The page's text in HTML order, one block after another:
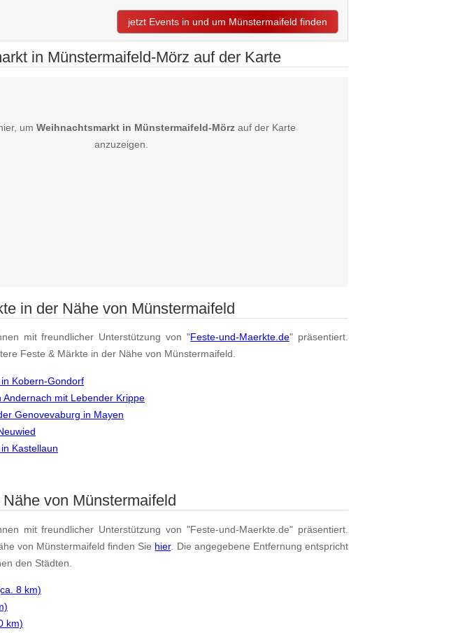
jetzt Events in und um Münstermaifeld finden
in Münstermaifeld-Mörz auf der Karte
um Weihnachtsmarkt in Münstermaifeld-Mörzauf der Karte
anzuzeigen.
in der Nähe von Münstermaifeld
mit freundlicher Unterstützung von "Feste-und-Maerkte.de" präsentiert.
Feste & Märkte in der Nähe von Münstermaifeld.
Kobern-Gondorf
Andernach mit Lebender Krippe
Genovevaburg in Mayen
Kastellaun
von Münstermaifeld
mit freundlicher Unterstützung von "Feste-und-Maerkte.de" präsentiert.
von Münstermaifeld finden Sie hier. Die angegebene Entfernung entspricht
den Städten.
8 km)
km)